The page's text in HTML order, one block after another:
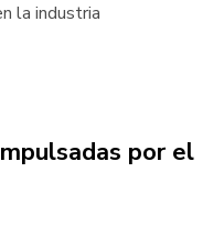
la industria
por el